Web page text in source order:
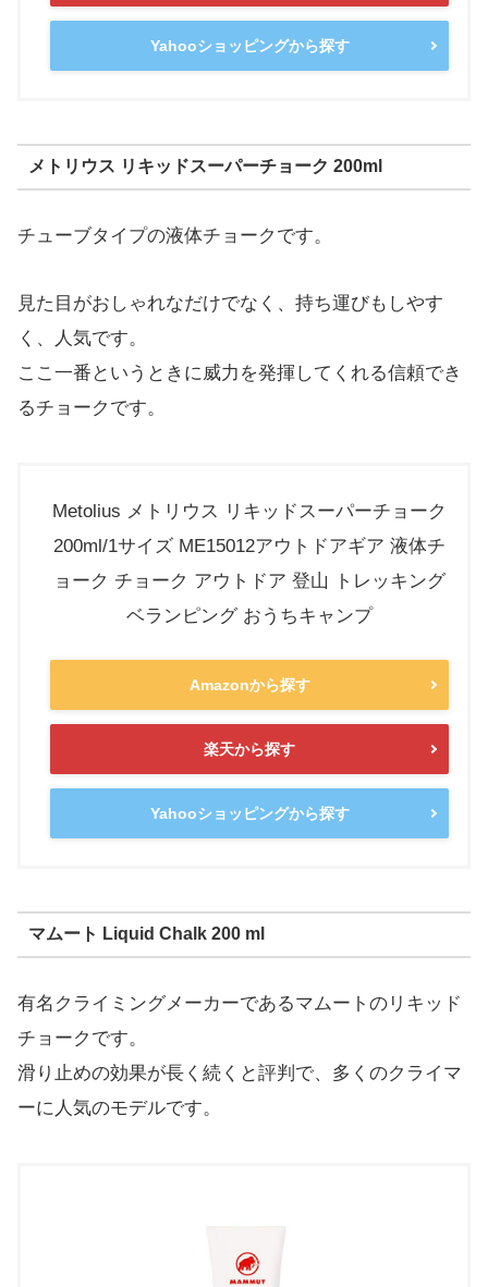
Yahooショッピングから探す
メトリウス リキッドスーパーチョーク 200ml
チューブタイプの液体チョークです。
見た目がおしゃれなだけでなく、持ち運びもしやす
く、人気です。
ここ一番というときに威力を発揮してくれる信頼でき
るチョークです。
Metolius メトリウス リキッドスーパーチョーク
200ml/1サイズ ME15012アウトドアギア 液体チ
ョーク チョーク アウトドア 登山 トレッキング
ベランピング おうちキャンプ
Amazonから探す
楽天から探す
Yahooショッピングから探す
マムート Liquid Chalk 200 ml
有名クライミングメーカーであるマムートのリキッド
チョークです。
滑り止めの効果が長く続くと評判で、多くのクライマ
ーに人気のモデルです。